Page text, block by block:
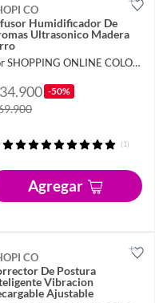
CO
Humidificador De
Ultrasonico Madera
Por SHOPPING ONLINE COLOMBIA SAS
-50%
(1)
Agregar
CO
De Postura
Vibracion
Ajustable